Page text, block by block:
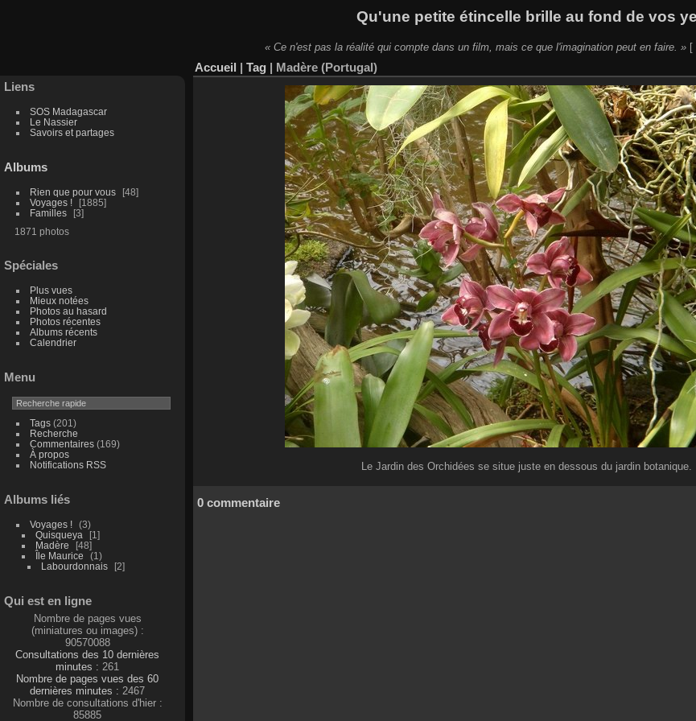
Qu'une petite étincelle brille au fond de vos
« Ce n'est pas la réalité qui compte dans un film, mais ce que l'imagination peut en faire. »[
Liens
SOS Madagascar
Le Nassier
Savoirs et partages
Albums
Rien que pour vous
48
Voyages !
1885
Familles
3
1871 photos
Spéciales
Plus vues
Mieux notées
Photos au hasard
Photos récentes
Albums récents
Calendrier
Menu
Tags(201)
Recherche
Commentaires(169)
À propos
Notifications RSS
Albums liés
Voyages !
3
Quisqueya
1
Madère
48
Île Maurice
1
Labourdonnais
2
Qui est en ligne
Nombre de pages vues
(miniatures ou images) :
90570088
Consultations des 10 dernières
minutes : 261
Nombre de pages vues des 60
dernières minutes : 2467
Nombre de consultations d'hier :
85885
Accueil | Tag | Madère (Portugal)
Le Jardin des Orchidées se situe juste en dessous du jardin botanique.
0 commentaire